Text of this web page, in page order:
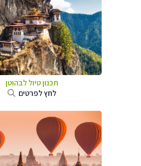
תכנון טיול לבהוטן
לחץ לפרטים